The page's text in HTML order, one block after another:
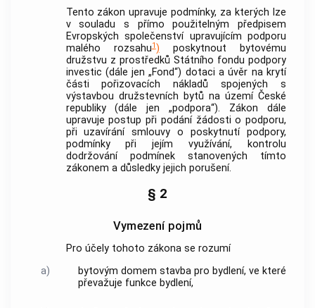
Tento zákon upravuje podmínky, za kterých lze
v souladu s přímo použitelným předpisem
Evropských společenství upravujícím podporu
malého rozsahu1) poskytnout bytovému
družstvu z prostředků Státního fondu podpory
investic (dále jen „Fond“) dotaci a úvěr na krytí
částipořizovacích nákladů spojených s
výstavbou družstevních bytů na území České
republiky (dále jen „podpora“). Zákon dále
upravuje postup při podání žádosti o podporu,
při uzavírání smlouvy o poskytnutí podpory,
podmínky při jejím využívání, kontrolu
dodržování podmínek stanovených tímto
zákonem a důsledky jejich porušení.
§ 2
Vymezení pojmů
Pro účely tohoto zákona se rozumí
a)
bytovým domem stavba pro bydlení, ve které
převažuje funkce bydlení,